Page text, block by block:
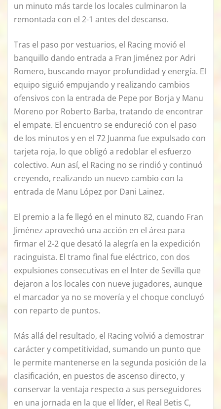
un minuto más tarde los locales culminaron la
remontada con el 2-1 antes del descanso.
Tras el paso por vestuarios, el Racing movió el
banquillo dando entrada a Fran Jiménez por Adri
Romero, buscando mayor profundidad y energía. El
equipo siguió empujando y realizando cambios
ofensivos con la entrada de Pepe por Borja y Manu
Moreno por Roberto Barba, tratando de encontrar
el empate. El encuentro se endureció con el paso
de los minutos y en el 72 Juanma fue expulsado con
tarjeta roja, lo que obligó a redoblar el esfuerzo
colectivo. Aun así, el Racing no se rindió y continuó
creyendo, realizando un nuevo cambio con la
entrada de Manu López por Dani Lainez.
El premio a la fe llegó en el minuto 82, cuando Fran
Jiménez aprovechó una acción en el área para
firmar el 2-2 que desató la alegría en la expedición
racinguista. El tramo final fue eléctrico, con dos
expulsiones consecutivas en el Inter de Sevilla que
dejaron a los locales con nueve jugadores, aunque
el marcador ya no se movería y el choque concluyó
con reparto de puntos.
Más allá del resultado, el Racing volvió a demostrar
carácter y competitividad, sumando un punto que
le permite mantenerse en la segunda posición de la
clasificación, en puestos de ascenso directo, y
conservar la ventaja respecto a sus perseguidores
en una jornada en la que el líder, el Real Betis C,